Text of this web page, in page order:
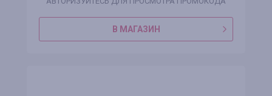
В МАГАЗИН